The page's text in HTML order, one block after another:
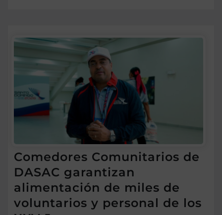
Comedores Comunitarios de
DASAC garantizan
alimentación de miles de
voluntarios y personal de los